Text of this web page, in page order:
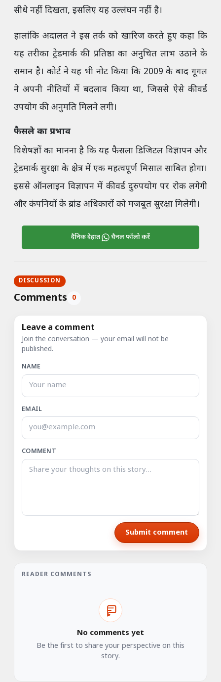
सीधे नहीं दिखता, इसलिए यह उल्लंघन नहीं है।
हालांकि अदालत ने इस तर्क को खारिज करते हुए कहा कि
यह तरीका ट्रेडमार्क की प्रतिष्ठा का अनुचित लाभ उठाने के
समान है। कोर्ट ने यह भी नोट किया कि 2009 के बाद गूगल
ने अपनी नीतियों में बदलाव किया था, जिससे ऐसे कीवर्ड
उपयोग की अनुमति मिलने लगी।
फैसले का प्रभाव
विशेषज्ञों का मानना है कि यह फैसला डिजिटल विज्ञापन और
ट्रेडमार्क सुरक्षा के क्षेत्र में एक महत्वपूर्ण मिसाल साबित होगा।
इससे ऑनलाइन विज्ञापन में कीवर्ड दुरुपयोग पर रोक लगेगी
और कंपनियों के ब्रांड अधिकारों को मजबूत सुरक्षा मिलेगी।
दैनिक देहात चैनल फॉलो करें
DISCUSSION
Comments 0
Leave a comment
Join the conversation — your email will not be
published.
NAME
EMAIL
COMMENT
Submit comment
READER COMMENTS
No comments yet
Be the first to share your perspective on this
story.